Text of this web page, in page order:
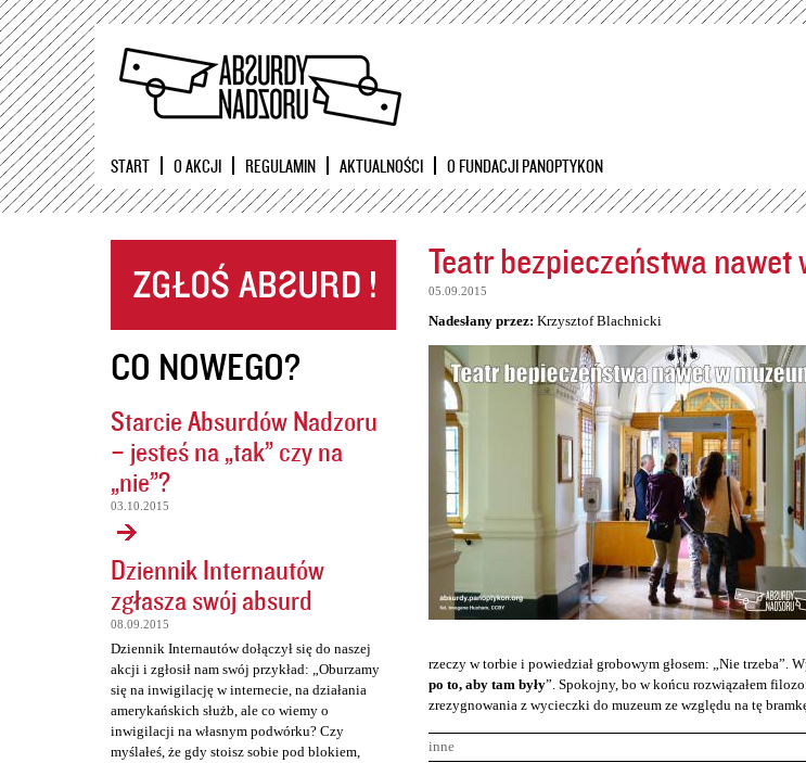
Przejdź
START O AKCJI REGULAMIN AKTUALNOŚCI O FUNDACJI PANOPTYKON
CO NOWEGO?
Starcie Absurdów Nadzoru
– jesteś na „tak” czy na
„nie”?
03.10.2015
Dziennik Internautów
zgłasza swój absurd
08.09.2015
Dziennik Internautów dołączył się do naszej
akcji i zgłosił nam swój przykład: „Oburzamy
się na inwigilację w internecie, na działania
amerykańskich służb, ale co wiemy o
inwigilacji na własnym podwórku? Czy
myślałeś, że gdy stoisz sobie pod blokiem,
Teatr bezpieczeństwa nawet
05.09.2015
Nadesłany przez: Krzysztof Blachnicki
rzeczy w torbie i powiedział grobowym głosem: „Nie trzeba”.
po to, aby tam były”. Spokojny, bo w końcu rozwiązałem
zrezygnowania z wycieczki do muzeum ze względu na tę
inne